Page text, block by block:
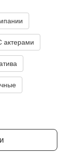
актерами